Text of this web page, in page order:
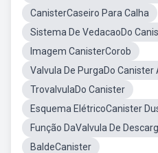
CanisterCaseiro Para Calha
Sistema De VedacaoDo
Imagem CanisterCorob
Valvula De PurgaDo
TrovalvulaDo Canister
Esquema ElétricoCanister
Função DaValvula De
BaldeCanister